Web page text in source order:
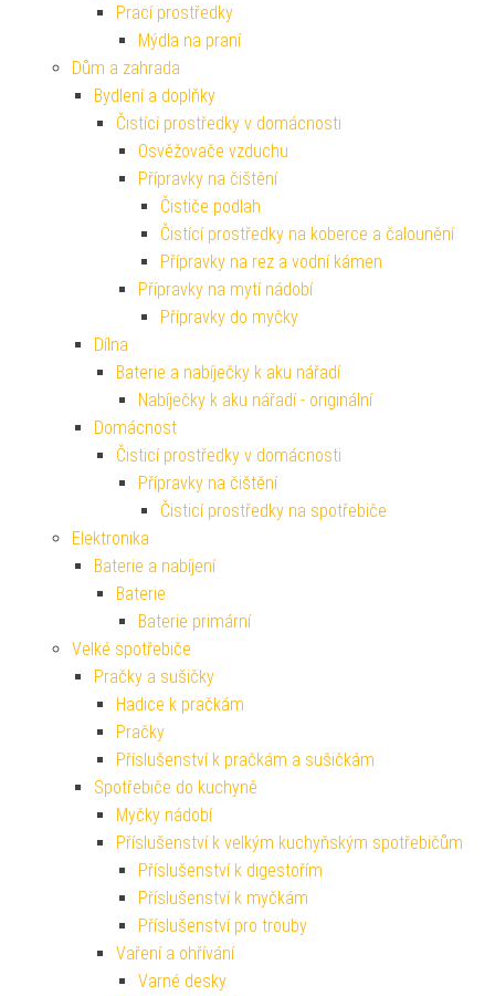
Prací prostředky
Mýdla na praní
Dům a zahrada
Bydlení a doplňky
Čistící prostředky v domácnosti
Osvěžovače vzduchu
Přípravky na čištění
Čističe podlah
Čistící prostředky na koberce a čalounění
Přípravky na rez a vodní kámen
Přípravky na mytí nádobí
Přípravky do myčky
Dílna
Baterie a nabíječky k aku nářadí
Nabíječky k aku nářadí - originální
Domácnost
Čisticí prostředky v domácnosti
Přípravky na čištění
Čisticí prostředky na spotřebiče
Elektronika
Baterie a nabíjení
Baterie
Baterie primární
Velké spotřebiče
Pračky a sušičky
Hadice k pračkám
Pračky
Příslušenství k pračkám a sušičkám
Spotřebiče do kuchyně
Myčky nádobí
Příslušenství k velkým kuchyňským spotřebičům
Příslušenství k digestořím
Příslušenství k myčkám
Příslušenství pro trouby
Vaření a ohřívání
Varné desky